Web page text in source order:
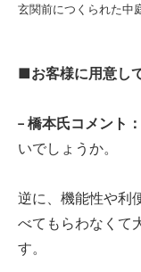
玄関前につくられた中
■お客様に用意し
− 橋本氏コメント：
いでしょうか。
逆に、機能性や利
べてもらわなくて
す。